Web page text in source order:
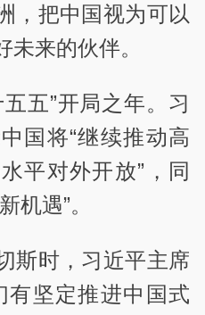
，把中国视为可以
来的伙伴。
五”开局之年。习
国将“继续推动高
平对外开放”，同
机遇”。
斯时，习近平主席
有坚定推进中国式